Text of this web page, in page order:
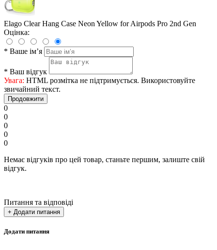
Elago Clear Hang Case Neon Yellow for Airpods Pro 2nd Gen
Оцінка:
* Ваше ім’я
* Ваш відгук
Увага: HTML розмітка не підтримується. Використовуйте
звичайний текст.
Продовжити
0
0
0
0
0
Немає відгуків про цей товар, станьте першим, залиште свій
відгук.
Питання та відповіді
+ Додати питання
Додати питання